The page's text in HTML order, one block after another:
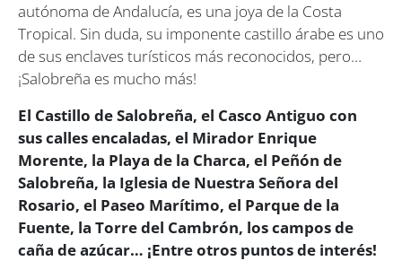
autónoma de Andalucía, es una joya de la Costa
Tropical. Sin duda, su imponente castillo árabe es uno
de sus enclaves turísticos más reconocidos, pero…
¡Salobreña es mucho más!
El Castillo de Salobreña, el Casco Antiguo con
sus calles encaladas, el Mirador Enrique
Morente, la Playa de la Charca, el Peñón de
Salobreña, la Iglesia de Nuestra Señora del
Rosario, el Paseo Marítimo, el Parque de la
Fuente, la Torre del Cambrón, los campos de
caña de azúcar… ¡Entre otros puntos de interés!